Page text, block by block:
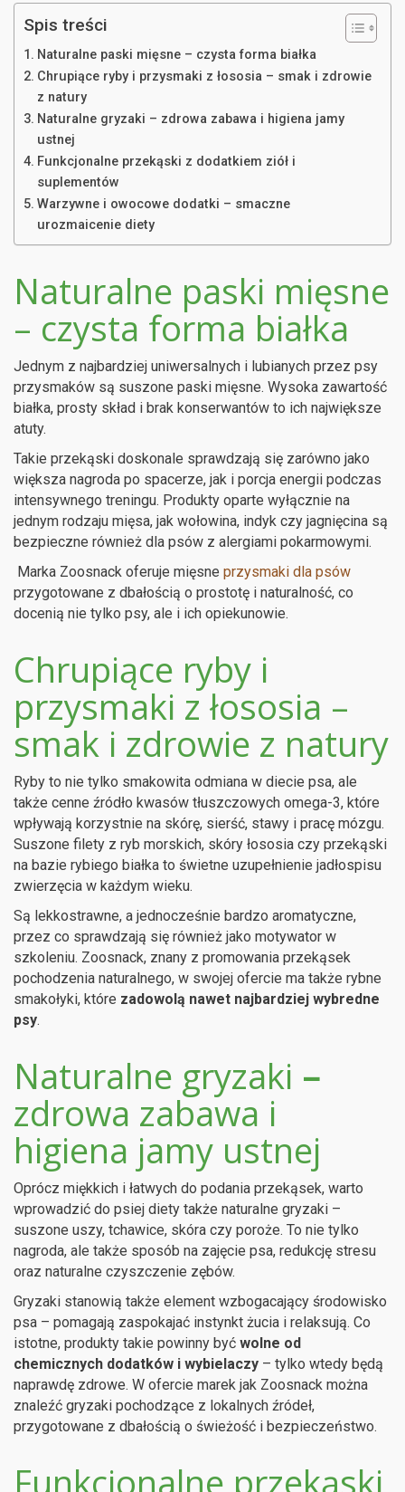
Spis treści
Naturalne paski mięsne – czysta forma białka
Chrupiące ryby i przysmaki z łososia – smak i zdrowie
z natury
Naturalne gryzaki – zdrowa zabawa i higiena jamy
ustnej
Funkcjonalne przekąski z dodatkiem ziół i
suplementów
Warzywne i owocowe dodatki – smaczne
urozmaicenie diety
Naturalne paski mięsne
– czysta forma białka
Jednym z najbardziej uniwersalnych i lubianych przez psy
przysmaków są suszone paski mięsne. Wysoka zawartość
białka, prosty skład i brak konserwantów to ich największe
atuty.
Takie przekąski doskonale sprawdzają się zarówno jako
większa nagroda po spacerze, jak i porcja energii podczas
intensywnego treningu. Produkty oparte wyłącznie na
jednym rodzaju mięsa, jak wołowina, indyk czy jagnięcina są
bezpieczne również dla psów z alergiami pokarmowymi.
Marka Zoosnack oferuje mięsne przysmaki dla psów
przygotowane z dbałością o prostotę i naturalność, co
docenią nie tylko psy, ale i ich opiekunowie.
Chrupiące ryby i
przysmaki z łososia –
smak i zdrowie z natury
Ryby to nie tylko smakowita odmiana w diecie psa, ale
także cenne źródło kwasów tłuszczowych omega-3, które
wpływają korzystnie na skórę, sierść, stawy i pracę mózgu.
Suszone filety z ryb morskich, skóry łososia czy przekąski
na bazie rybiego białka to świetne uzupełnienie jadłospisu
zwierzęcia w każdym wieku.
Są lekkostrawne, a jednocześnie bardzo aromatyczne,
przez co sprawdzają się również jako motywator w
szkoleniu. Zoosnack, znany z promowania przekąsek
pochodzenia naturalnego, w swojej ofercie ma także rybne
smakołyki, które zadowolą nawet najbardziej wybredne
psy.
Naturalne gryzaki –
zdrowa zabawa i
higiena jamy ustnej
Oprócz miękkich i łatwych do podania przekąsek, warto
wprowadzić do psiej diety także naturalne gryzaki –
suszone uszy, tchawice, skóra czy poroże. To nie tylko
nagroda, ale także sposób na zajęcie psa, redukcję stresu
oraz naturalne czyszczenie zębów.
Gryzaki stanowią także element wzbogacający środowisko
psa – pomagają zaspokajać instynkt żucia i relaksują. Co
istotne, produkty takie powinny być wolne od
chemicznych dodatków i wybielaczy – tylko wtedy będą
naprawdę zdrowe. W ofercie marek jak Zoosnack można
znaleźć gryzaki pochodzące z lokalnych źródeł,
przygotowane z dbałością o świeżość i bezpieczeństwo.
Funkcjonalne przekąski